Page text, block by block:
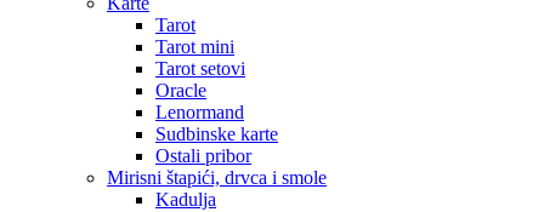
Tarot
Tarot mini
Tarot setovi
Oracle
Lenormand
Sudbinske karte
Ostali pribor
Mirisni štapići, drvca i smole
Kadulja